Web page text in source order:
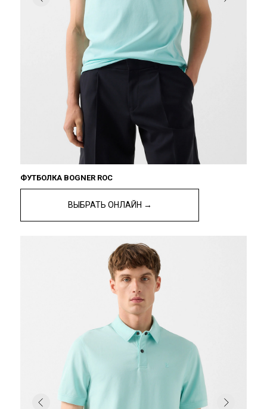
ФУТБОЛКА BOGNER ROC
ВЫБРАТЬ ОНЛАЙН →